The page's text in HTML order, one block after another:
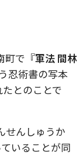
町で『軍法 間林
忍術書の写本
とのことで
せんしゅうか
いることが同